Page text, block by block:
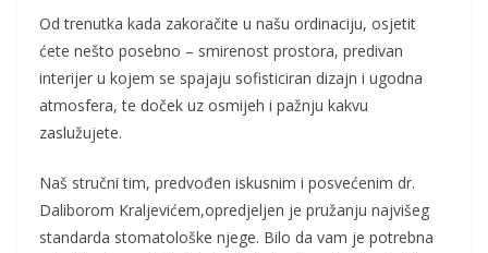
Od trenutka kada zakoračite u našu ordinaciju, osjetit
ćete nešto posebno – smirenost prostora, predivan
interijer u kojem se spajaju sofisticiran dizajn i ugodna
atmosfera, te doček uz osmijeh i pažnju kakvu
zaslužujete.
Naš stručni tim, predvođen iskusnim i posvećenim dr.
Daliborom Kraljevićem,opredjeljen je pružanju najvišeg
standarda stomatološke njege. Bilo da vam je potrebna